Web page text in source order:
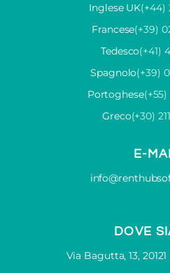
Inglese UK(+44)
Francese(+39)
Tedesco(+41)
Spagnolo(+39)
Portoghese
Greco(+30)
E-
DOVE
Via Bagutta, 13,